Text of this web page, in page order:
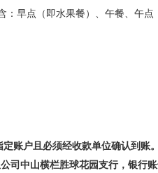
：早点（即水果餐）、午餐、午
账户且必须经收款单位确认到账。
司中山横栏胜球花园支行，银行